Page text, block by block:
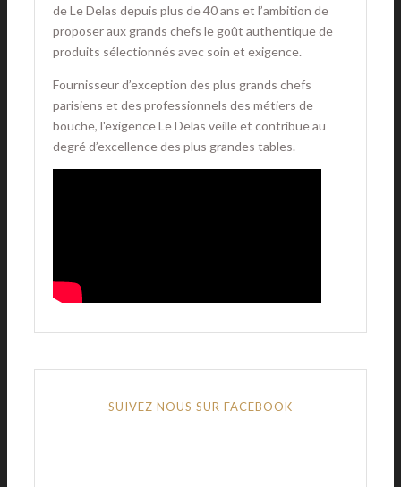
de Le Delas depuis plus de 40 ans et l’ambition de
proposer aux grands chefs le goût authentique de
produits sélectionnés avec soin et exigence.
Fournisseur d’exception des plus grands chefs
parisiens et des professionnels des métiers de
bouche, l'exigence Le Delas veille et contribue au
degré d’excellence des plus grandes tables.
SUIVEZ NOUS SUR FACEBOOK